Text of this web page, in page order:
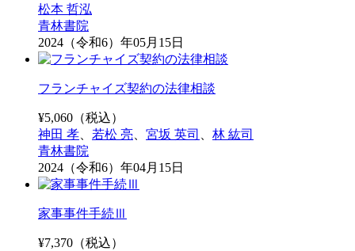
松本 哲泓
青林書院
2024（令和6）年05月15日
フランチャイズ契約の法律相談
¥5,060 （税込）
神田 孝
若松 亮 宮坂 英司
林 紘司
青林書院
2024（令和6）年04月15日
家事事件手続Ⅲ
¥7,370 （税込）